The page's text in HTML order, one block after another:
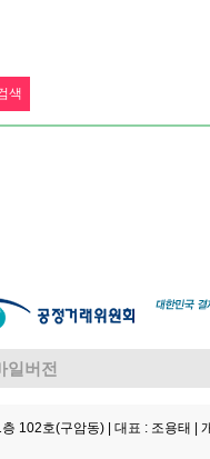
일버전
102호(구암동) | 대표 : 조용태 |